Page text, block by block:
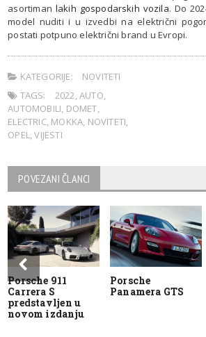
asortiman lakih gospodarskih vozila. Do
model nuditi i u izvedbi na električni
postati potpuno električni brand u Evropi.
KATEGORIJE:
NOVITETI
TAGS:
2022,AUTO,
AUTOMOBILI, DOMET,
ELECTRIC, MOKKA, NOVITETI,
OPEL,VIJESTI
POVEZANI ČLANCI
Porsche 911
Carrera S
predstavljen u
novom izdanju
Porsche
Panamera GTS